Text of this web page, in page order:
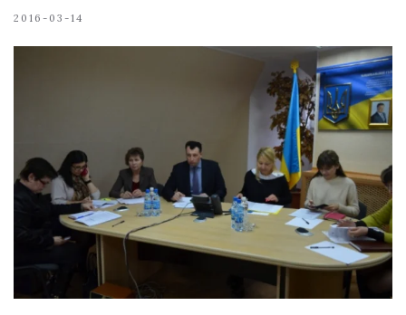
2016-03-14